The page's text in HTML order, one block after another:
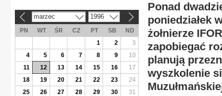
Ponad
poniedziałek
żołnierze
zapobiegać
planują
wyszkolenie
marzec 1996
PN WT ŚR CZ PT SB
ND
1
2
3
4
5 6 7 8 9
10
11
12 13 14 15 16
17
18
19 20 21 22 23
24
25
26 27 28 29 30 31